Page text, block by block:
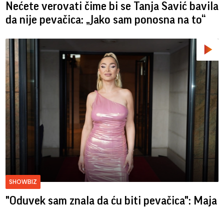
Nećete verovati čime bi se Tanja Savić bavila
da nije pevačica: „Jako sam ponosna na to“
SHOWBIZ
"Oduvek sam znala da ću biti pevačica": Maja